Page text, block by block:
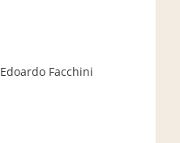
Facchini